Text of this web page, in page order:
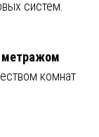
систем.
метражом
комнат